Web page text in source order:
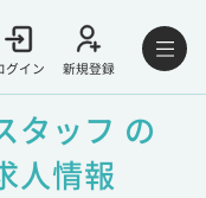
グイン 新規登録
タッフ の
人情報